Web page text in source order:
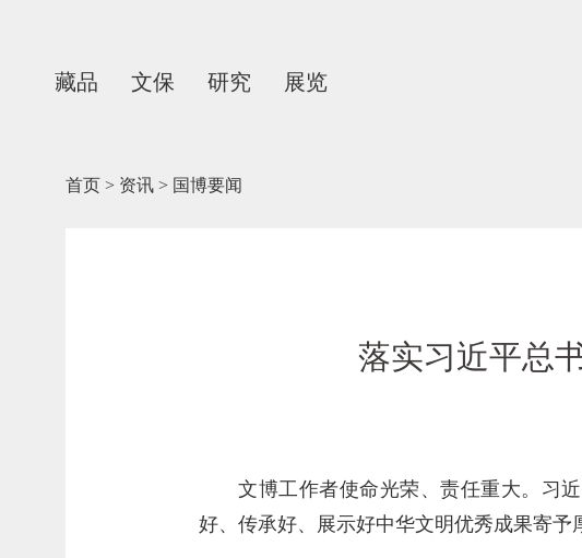
藏品 文保 研究 展览
首页 > 资讯 > 国博要闻
落实习近平总
文博工作者使命光荣、责任重大。习
好、传承好、展示好中华文明优秀成果寄予